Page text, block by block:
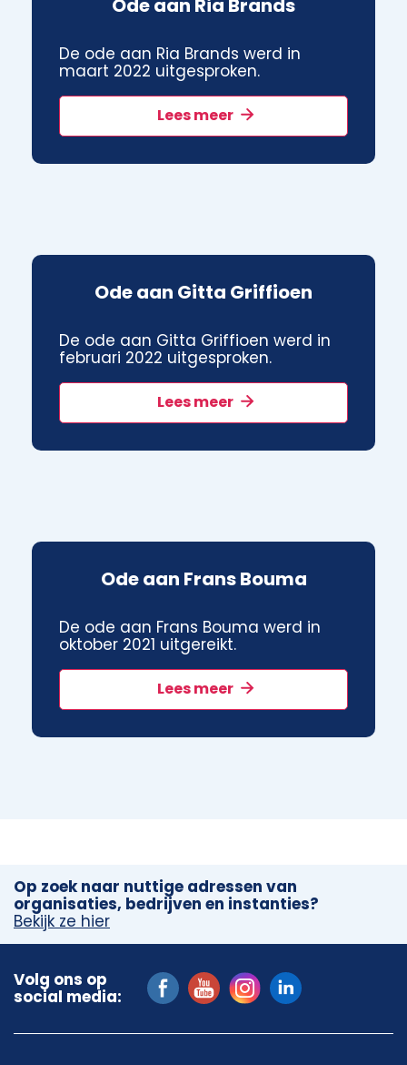
Ode aan Ria Brands
De ode aan Ria Brands werd in
maart 2022 uitgesproken.
Lees meer
Ode aan Gitta Griffioen
De ode aan Gitta Griffioen werd in
februari 2022 uitgesproken.
Lees meer
Ode aan Frans Bouma
De ode aan Frans Bouma werd in
oktober 2021 uitgereikt.
Lees meer
Op zoek naar nuttige adressen van
organisaties, bedrijven en instanties?
Bekijk ze hier
Volg ons op
social media: